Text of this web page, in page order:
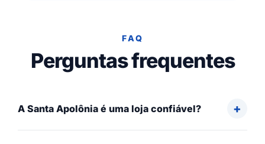
FAQ
Perguntas frequentes
A Santa Apolônia é uma loja confiável?